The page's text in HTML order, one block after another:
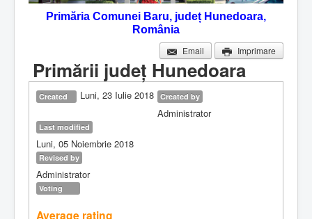
Servicii Online
Primăria Comunei Baru, județ Hunedoara,
România
Email
Imprimare
Primării judeţ Hunedoara
Created Luni, 23 Iulie 2018 Created by
Administrator
Last modified
Luni, 05 Noiembrie 2018
Revised by
Administrator
Voting
Average rating